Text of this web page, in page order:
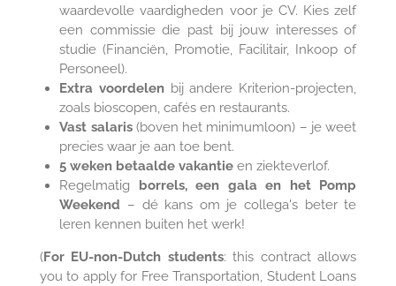
waardevolle vaardigheden voor je CV. Kies zelf
een commissie die past bij jouw interesses of
studie (Financiën, Promotie, Facilitair, Inkoop of
Personeel).
Extra voordelen bij andere Kriterion-projecten,
zoals bioscopen, cafés en restaurants.
Vast salaris(boven het minimumloon) – je weet
precies waar je aan toe bent.
5 weken betaalde vakantie en ziekteverlof.
Regelmatig borrels, een gala en het Pomp
Weekend – dé kans om je collega's beter te
leren kennen buiten het werk!
(For EU-non-Dutch students: this contract allows
you to apply for Free Transportation, Student Loans